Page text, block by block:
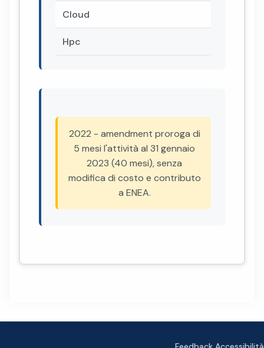
Cloud
Hpc
2022 - amendment proroga di
5 mesi l'attività al 31 gennaio
2023 (40 mesi), senza
modifica di costo e contributo
a ENEA.